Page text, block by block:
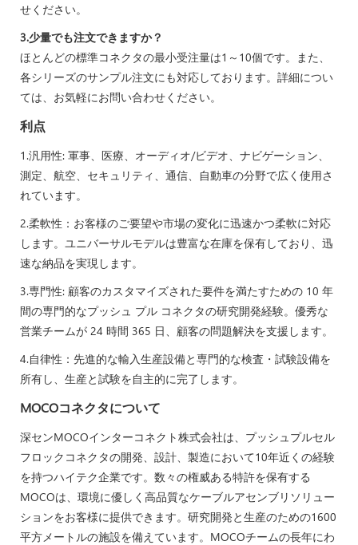
せください。
3.少量でも注文できますか？
ほとんどの標準コネクタの最小受注量は1～10個です。また、
各シリーズのサンプル注文にも対応しております。詳細につい
ては、お気軽にお問い合わせください。
利点
1.汎用性: 軍事、医療、オーディオ/ビデオ、ナビゲーション、
測定、航空、セキュリティ、通信、自動車の分野で広く使用さ
れています。
2.柔軟性：お客様のご要望や市場の変化に迅速かつ柔軟に対応
します。ユニバーサルモデルは豊富な在庫を保有しており、迅
速な納品を実現します。
3.専門性: 顧客のカスタマイズされた要件を満たすための 10 年
間の専門的なプッシュ プル コネクタの研究開発経験。優秀な
営業チームが 24 時間 365 日、顧客の問題解決を支援します。
4.自律性：先進的な輸入生産設備と専門的な検査・試験設備を
所有し、生産と試験を自主的に完了します。
MOCOコネクタについて
深センMOCOインターコネクト株式会社は、プッシュプルセル
フロックコネクタの開発、設計、製造において10年近くの経験
を持つハイテク企業です。数々の権威ある特許を保有する
MOCOは、環境に優しく高品質なケーブルアセンブリソリュー
ションをお客様に提供できます。研究開発と生産のための1600
平方メートルの施設を備えています。MOCOチームの長年にわ